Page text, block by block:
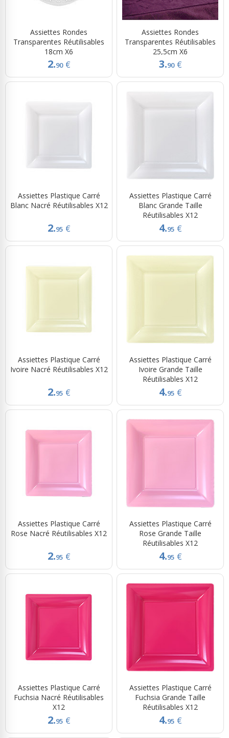
Assiettes Rondes
Transparentes Réutilisables
18cm X6
2.90 €
Assiettes Rondes
Transparentes Réutilisables
25,5cm X6
3.90 €
Assiettes Plastique Carré
Blanc Nacré Réutilisables X12
2.95 €
Assiettes Plastique Carré
Blanc Grande Taille
Réutilisables X12
4.95 €
Assiettes Plastique Carré
Ivoire Nacré Réutilisables X12
2.95 €
Assiettes Plastique Carré
Ivoire Grande Taille
Réutilisables X12
4.95 €
Assiettes Plastique Carré
Rose Nacré Réutilisables X12
2.95 €
Assiettes Plastique Carré
Rose Grande Taille
Réutilisables X12
4.95 €
Assiettes Plastique Carré
Fuchsia Nacré Réutilisables
X12
2.95 €
Assiettes Plastique Carré
Fuchsia Grande Taille
Réutilisables X12
4.95 €